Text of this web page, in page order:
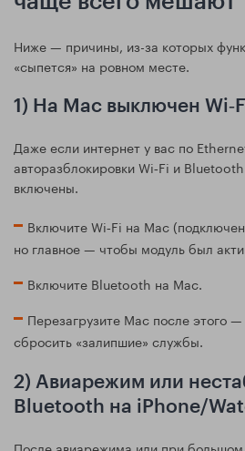
Ниже — причины, из-за которых
«сыпется» на ровном месте.
1) На Mac выключен
Даже если интернет у вас по
авторазблокировки Wi‑Fi и
включены.
Включите Wi‑Fi на Mac
но главное — чтобы модуль был
Включите Bluetooth на Mac.
Перезагрузите Mac после этого
сбросить «залипшие» службы.
2) Авиарежим или
Bluetooth на iPhone/